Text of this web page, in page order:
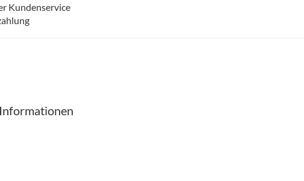
Kundenservice